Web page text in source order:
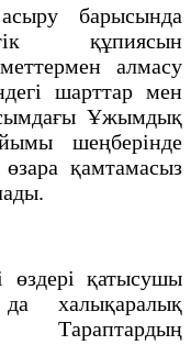
барысында
құпиясын
алмасу
шарттар мен
Ұжымдық
шеңберінде
қамтамасыз
қатысушы
халықаралық
Тараптардың